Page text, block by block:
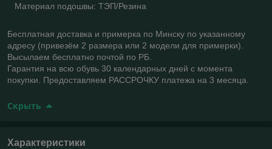
Материал подошвы: ТЭП/Резина
Бесплатная доставка и примерка по Минску по указанному
адресу (привезём 2 размера или 2 модели для примерки).
Высылаем бесплатно почтой по РБ.
Гарантия на всю обувь 30 календарных дней с момента
покупки. Предоставляем РАССРОЧКУ платежа на 3 месяца.
Скрыть
Характеристики